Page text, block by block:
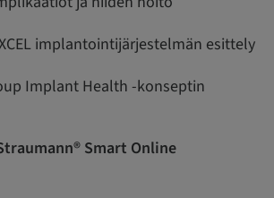
implantointijärjestelmän esittely
Implant Health -konseptin
Smart Online